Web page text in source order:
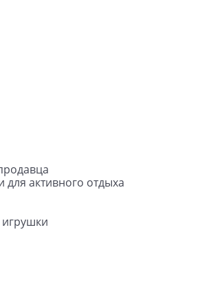
для активного отдыха